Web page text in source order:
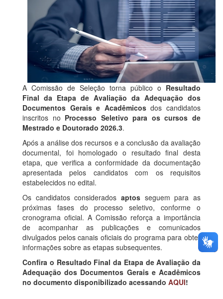
A Comissão de Seleção torna público o Resultado
Final da Etapa de Avaliação da Adequação dos
Documentos Gerais e Acadêmicosdos candidatos
inscritos no Processo Seletivo para os cursos de
Mestrado e Doutorado 2026.3.
Após a análise dos recursos e a conclusão da avaliação
documental, foi homologado o resultado final desta
etapa, que verifica a conformidade da documentação
apresentada pelos candidatos com os requisitos
estabelecidos no edital.
Os candidatos considerados aptos seguem para as
próximas fases do processo seletivo, conforme o
cronograma oficial. A Comissão reforça a importância
de acompanhar as publicações e comunicados
divulgados pelos canais oficiais do programa para obter
informações sobre as etapas subsequentes.
Confira o Resultado Final da Etapa de Avaliação da
Adequação dos Documentos Gerais e Acadêmicos
no documento disponibilizado acessando AQUI!